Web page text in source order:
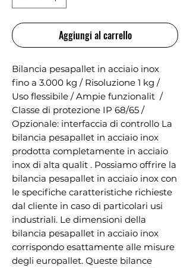
Aggiungi al carrello
Bilancia pesapallet in acciaio inox
fino a 3.000 kg / Risoluzione 1 kg /
Uso flessibile / Ampie funzionalit  /
Classe di protezione IP 68/65 /
Opzionale: interfaccia di controllo La
bilancia pesapallet in acciaio inox
prodotta completamente in acciaio
inox di alta qualit . Possiamo offrire la
bilancia pesapallet in acciaio inox con
le specifiche caratteristiche richieste
dal cliente in caso di particolari usi
industriali. Le dimensioni della
bilancia pesapallet in acciaio inox
corrispondo esattamente alle misure
degli europallet. Queste bilance